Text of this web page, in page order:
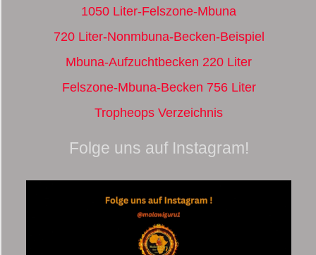
1050 Liter-Felszone-Mbuna
720 Liter-Nonmbuna-Becken-Beispiel
Mbuna-Aufzuchtbecken 220 Liter
Felszone-Mbuna-Becken 756 Liter
Tropheops Verzeichnis
Folge uns auf Instagram!